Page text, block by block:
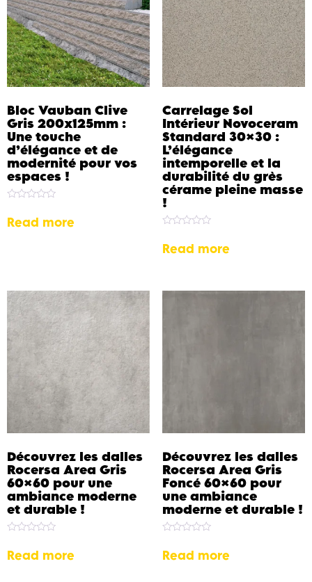
Bloc Vauban Clive
Gris 200x125mm :
Une touche
d’élégance et de
modernité pour vos
espaces !
0
out
Read more
Carrelage Sol
Intérieur Novoceram
Standard 30×30 :
L’élégance
intemporelle et la
durabilité du grès
cérame pleine masse
!
0
out
Read more
Découvrez les dalles
Rocersa Area Gris
60×60 pour une
ambiance moderne
et durable !
0
out
Read more
Découvrez les dalles
Rocersa Area Gris
Foncé 60×60 pour
une ambiance
moderne et durable !
0
out
Read more